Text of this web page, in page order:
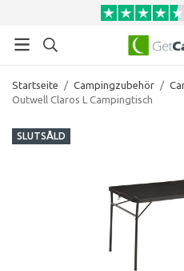
Startseite / Campingzubehör /
Outwell Claros L Campingtisch
SLUTSÅLD